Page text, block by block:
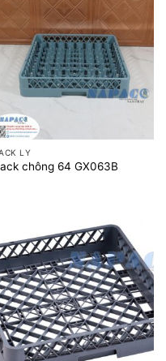
LY
chông 64 GX063B